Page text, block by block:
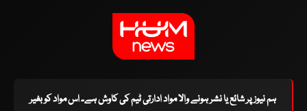
ہم نیوز پر شائع یا نشر ہونے والا مواد ادارتی ٹیم کی کاوش ہے۔ اس مواد کو بغیر